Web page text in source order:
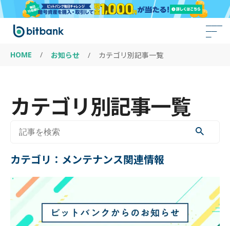
HOME / お知らせ / カテゴリ別記事一覧
カテゴリ別記事一覧
カテゴリ： メンテナンス関連情報